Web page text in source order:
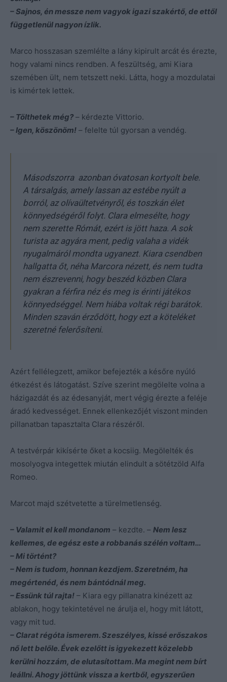
– Sajnos, én messze nem vagyok igazi szakértő, de ettől
függetlenül nagyon ízlik.
Marco hosszasan szemlélte a lány kipirult arcát és érezte,
hogy valami nincs rendben. A feszültség, ami Kiara
szemében ült, nem tetszett neki. Látta, hogy a mozdulatai
is kimértek lettek.
– Tölthetek még? – kérdezte Vittorio.
– Igen, köszönöm! – felelte túl gyorsan a vendég.
Másodszorra azonban óvatosan kortyolt bele.
A társalgás, amely lassan az estébe nyúlt a
borról, az olívaültetvényről, és toszkán élet
könnyedségéről folyt. Clara elmesélte, hogy
nem szerette Rómát, ezért is jött haza. A sok
turista az agyára ment, pedig valaha a vidék
nyugalmáról mondta ugyanezt. Kiara csendben
hallgatta őt, néha Marcora nézett, és nem tudta
nem észrevenni, hogy beszéd közben Clara
gyakran a férfira néz és meg is érinti játékos
könnyedséggel. Nem hiába voltak régi barátok.
Minden szaván érződött, hogy ezt a köteléket
szeretné felerősíteni.
Azért fellélegzett, amikor befejezték a későre nyúló
étkezést és látogatást. Szíve szerint megölelte volna a
házigazdát és az édesanyját, mert végig érezte a feléje
áradó kedvességet. Ennek ellenkezőjét viszont minden
pillanatban tapasztalta Clara részéről.
A testvérpár kikísérte őket a kocsiig. Megölelték és
mosolyogva integettek miután elindult a sötétzöld Alfa
Romeo.
Marcot majd szétvetette a türelmetlenség.
– Valamit el kell mondanom – kezdte. – Nem lesz
kellemes, de egész este a robbanás szélén voltam…
– Mi történt?
– Nem is tudom, honnan kezdjem. Szeretném, ha
megértenéd, és nem bántódnál meg.
– Essünk túl rajta! – Kiara egy pillanatra kinézett az
ablakon, hogy tekintetével ne árulja el, hogy mit látott,
vagy mit tud.
– Clarat régóta ismerem. Szeszélyes, kissé erőszakos
nő lett belőle. Évek ezelőtt is igyekezett közelebb
kerülni hozzám, de elutasítottam. Ma megint nem bírt
leállni. Ahogy jöttünk vissza a kertből, egyszerűen